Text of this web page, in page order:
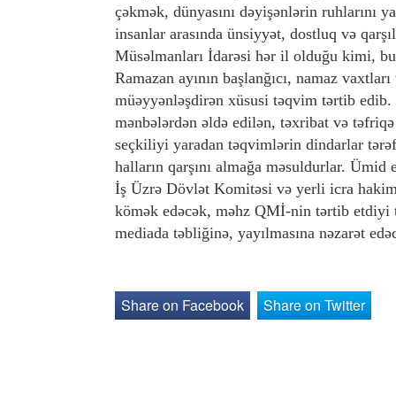
çəkmək, dünyasını dəyişənlərin ruhlarını
insanlar arasında ünsiyyət, dostluq və
Müsəlmanları İdarəsi hər il olduğu kimi,
Ramazan ayının başlanğıcı, namaz
müəyyənləşdirən xüsusi təqvim tərtib
mənbələrdən əldə edilən, təxribat və
seçkiliyi yaradan təqvimlərin dindarlar
halların qarşını almağa məsuldurlar.
İş Üzrə Dövlət Komitəsi və yerli icra
kömək edəcək, məhz QMİ-nin tərtib
mediada təbliğinə, yayılmasına nəzarət
Share on Facebook Share on Twitter